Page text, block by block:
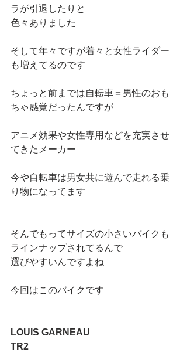
ラが引退したりと
色々ありました
そして年々ですが着々と女性ライダー
も増えてるのです
ちょっと前までは自転車＝男性のおも
ちゃ感覚だったんですが
アニメ効果や女性専用などを充実させ
てきたメーカー
今や自転車は男女共に遊んで走れる乗
り物になってます
そんでもってサイズの小さいバイクも
ラインナップされてるんで
選びやすいんですよね
今回はこのバイクです
LOUIS GARNEAU
TR2